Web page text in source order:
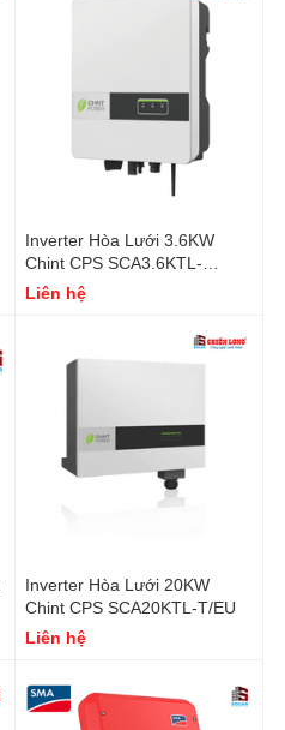
Inverter Hòa Lưới 3.6KW
Chint CPS SCA3.6KTL-
SM/EU
Liên hệ
Inverter Hòa Lưới 20KW
Chint CPS SCA20KTL-T/EU
Liên hệ